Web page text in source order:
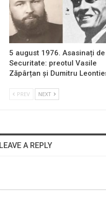
5 august 1976. Asasinați de
Securitate: preotul Vasile
Zăpârțan și Dumitru
PREV NEXT
LEAVE A REPLY